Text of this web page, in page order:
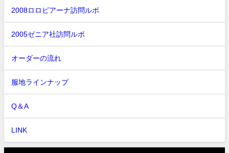
2008ロロピアーナ訪問ルポ
2005ゼニア社訪問ルポ
オーダーの流れ
服地ラインナップ
Q＆A
LINK